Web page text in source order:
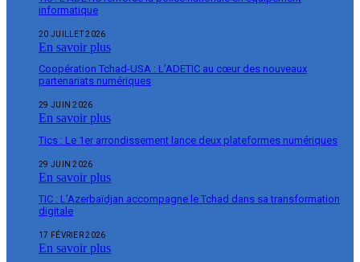
informatique
20 JUILLET 2026
En savoir plus
Coopération Tchad-USA : L’ADETIC au cœur des nouveaux
partenariats numériques
29 JUIN 2026
En savoir plus
Tics : Le 1er arrondissement lance deux plateformes numériques
29 JUIN 2026
En savoir plus
TIC : L’Azerbaïdjan accompagne le Tchad dans sa transformation
digitale
17 FÉVRIER 2026
En savoir plus